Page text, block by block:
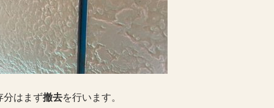
分はまず撤去を行います。